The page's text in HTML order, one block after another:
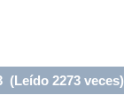
(Leído 2273 veces)